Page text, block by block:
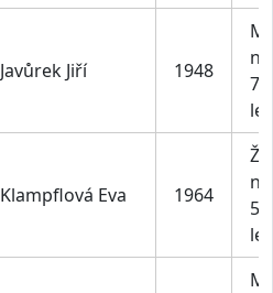
Javůrek Jiří 1948
70
let
Klampflová Eva 1964
55
let